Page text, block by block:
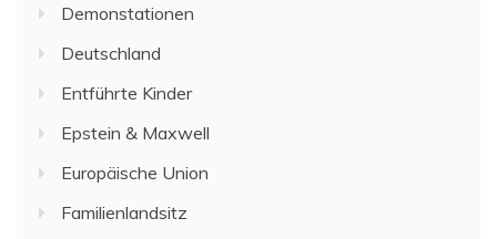
Demonstationen
Deutschland
Entführte Kinder
Epstein & Maxwell
Europäische Union
Familienlandsitz